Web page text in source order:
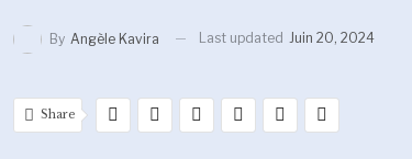
By Angèle Kavira Last updated Juin 20, 2024
Share